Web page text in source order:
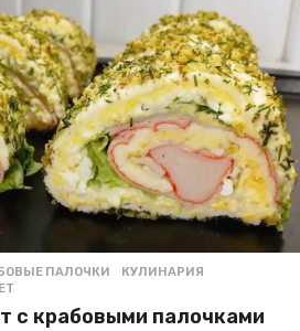
ПАЛОЧКИ ,КУЛИНАРИЯ
с крабовыми палочками